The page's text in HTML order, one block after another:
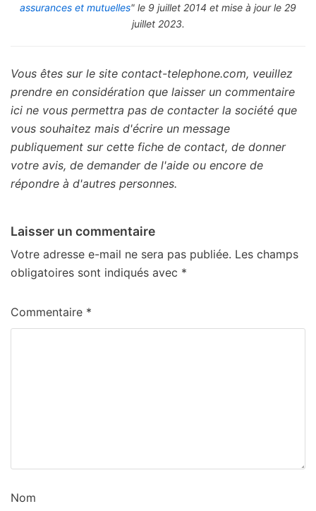
assurances et mutuelles" le 9 juillet 2014 et mise à jour le 29
juillet 2023.
Vous êtes sur le site contact-telephone.com, veuillez
prendre en considération que laisser un commentaire
ici ne vous permettra pas de contacter la société que
vous souhaitez mais d'écrire un message
publiquement sur cette fiche de contact, de donner
votre avis, de demander de l'aide ou encore de
répondre à d'autres personnes.
Laisser un commentaire
Votre adresse e-mail ne sera pas publiée. Les champs
obligatoires sont indiqués avec *
Commentaire *
Nom